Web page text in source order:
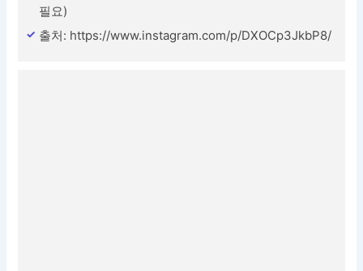
필요)
출처: https://www.instagram.com/p/DXOCp3JkbP8/